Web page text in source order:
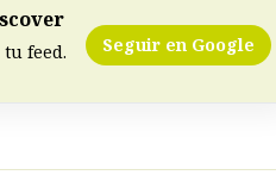
feed. Seguir en Google